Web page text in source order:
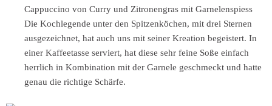
Cappuccino von Curry und Zitronengras mit Garnelenspiess
Die Kochlegende unter den Spitzenköchen, mit drei Sternen
ausgezeichnet, hat auch uns mit seiner Kreation begeistert. In
einer Kaffeetasse serviert, hat diese sehr feine Soße einfach
herrlich in Kombination mit der Garnele geschmeckt und hatte
genau die richtige Schärfe.